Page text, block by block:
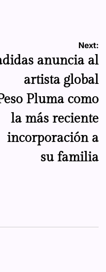
Next:
anuncia al
artista global
Pluma como
la más reciente
incorporación a
su familia